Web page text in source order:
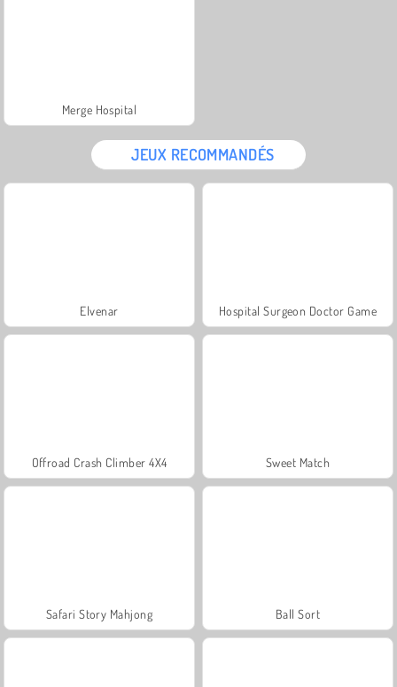
Merge Hospital
JEUX RECOMMANDÉS
Elvenar Hospital Surgeon Doctor Game
Offroad Crash Climber 4X4 Sweet Match
Safari Story Mahjong Ball Sort